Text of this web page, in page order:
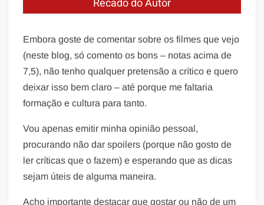
Embora goste de comentar sobre os filmes que vejo
(neste blog, só comento os bons – notas acima de
7,5), não tenho qualquer pretensão a crítico e quero
deixar isso bem claro – até porque me faltaria
formação e cultura para tanto.
Vou apenas emitir minha opinião pessoal,
procurando não dar spoilers (porque não gosto de
ler críticas que o fazem) e esperando que as dicas
sejam úteis de alguma maneira.
Acho importante destacar que gostar ou não de um